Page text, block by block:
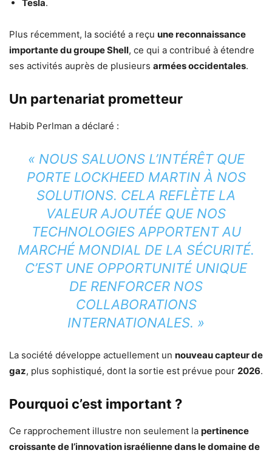
Tesla.
Plus récemment, la société a reçu une reconnaissance
importante du groupe Shell, ce qui a contribué à étendre
ses activités auprès de plusieurs armées occidentales.
Un partenariat prometteur
Habib Perlman a déclaré :
« NOUS SALUONS L’INTÉRÊT QUE
PORTE LOCKHEED MARTIN À NOS
SOLUTIONS. CELA REFLÈTE LA
VALEUR AJOUTÉE QUE NOS
TECHNOLOGIES APPORTENT AU
MARCHÉ MONDIAL DE LA SÉCURITÉ.
C’EST UNE OPPORTUNITÉ UNIQUE
DE RENFORCER NOS
COLLABORATIONS
INTERNATIONALES. »
La société développe actuellement un nouveau capteur de
gaz, plus sophistiqué, dont la sortie est prévue pour 2026.
Pourquoi c’est important ?
Ce rapprochement illustre non seulement la pertinence
croissante de l’innovation israélienne dans le domaine de